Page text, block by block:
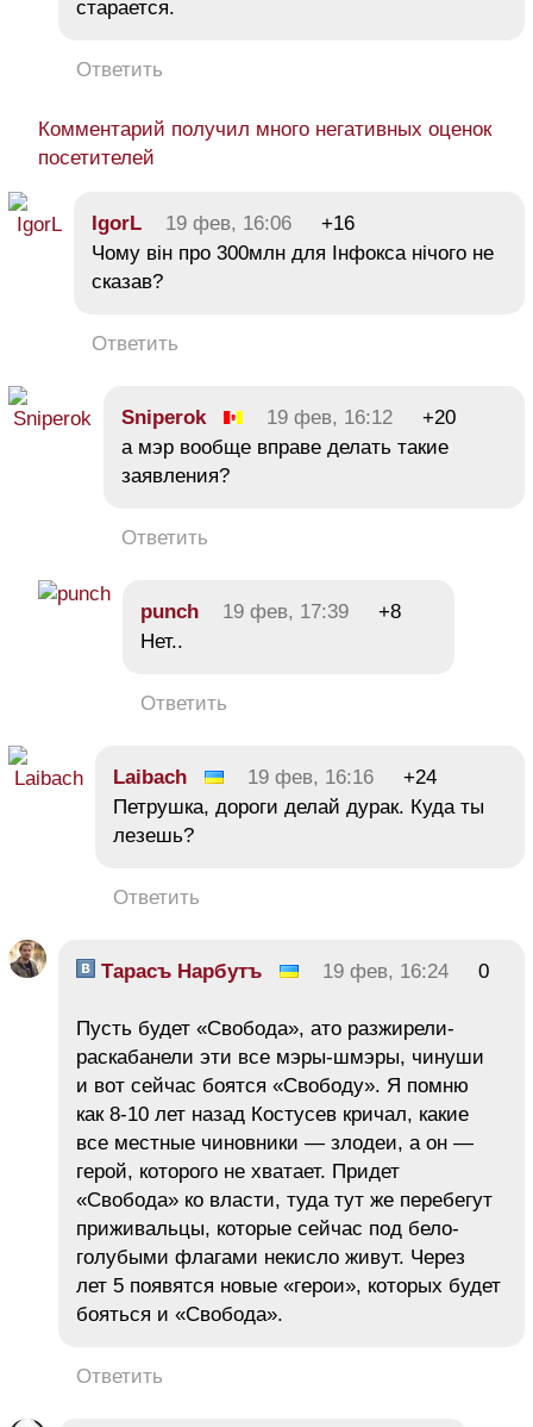
старается.
Ответить
Комментарий получил много негативных оценок
посетителей
IgorL 19 фев, 16:06
+16
Чому він про 300млн для Інфокса нічого не
сказав?
Ответить
Sniperok 19 фев, 16:12
+20
а мэр вообще вправе делать такие
заявления?
Ответить
punch 19 фев, 17:39
+8
Нет..
Ответить
Laibach 19 фев, 16:16
+24
Петрушка, дороги делай дурак. Куда ты
лезешь?
Ответить
Тарасъ Нарбутъ 19 фев, 16:24 0
Пусть будет «Свобода», ато разжирели-
раскабанели эти все мэры-шмэры, чинуши
и вот сейчас боятся «Свободу». Я помню
как 8-10 лет назад Костусев кричал, какие
все местные чиновники — злодеи, а он —
герой, которого не хватает. Придет
«Свобода» ко власти, туда тут же перебегут
приживальцы, которые сейчас под бело-
голубыми флагами некисло живут. Через
лет 5 появятся новые «герои», которых будет
бояться и «Свобода».
Ответить